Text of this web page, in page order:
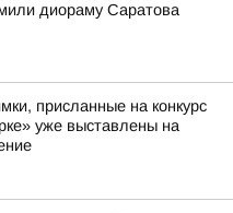
диораму Саратова
присланные на конкурс
уже выставлены на